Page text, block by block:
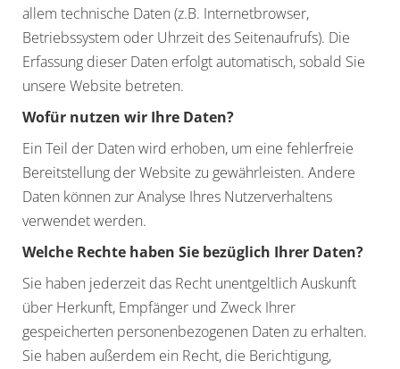
allem technische Daten (z.B. Internetbrowser,
Betriebssystem oder Uhrzeit des Seitenaufrufs). Die
Erfassung dieser Daten erfolgt automatisch, sobald Sie
unsere Website betreten.
Wofür nutzen wir Ihre Daten?
Ein Teil der Daten wird erhoben, um eine fehlerfreie
Bereitstellung der Website zu gewährleisten. Andere
Daten können zur Analyse Ihres Nutzerverhaltens
verwendet werden.
Welche Rechte haben Sie bezüglich Ihrer Daten?
Sie haben jederzeit das Recht unentgeltlich Auskunft
über Herkunft, Empfänger und Zweck Ihrer
gespeicherten personenbezogenen Daten zu erhalten.
Sie haben außerdem ein Recht, die Berichtigung,